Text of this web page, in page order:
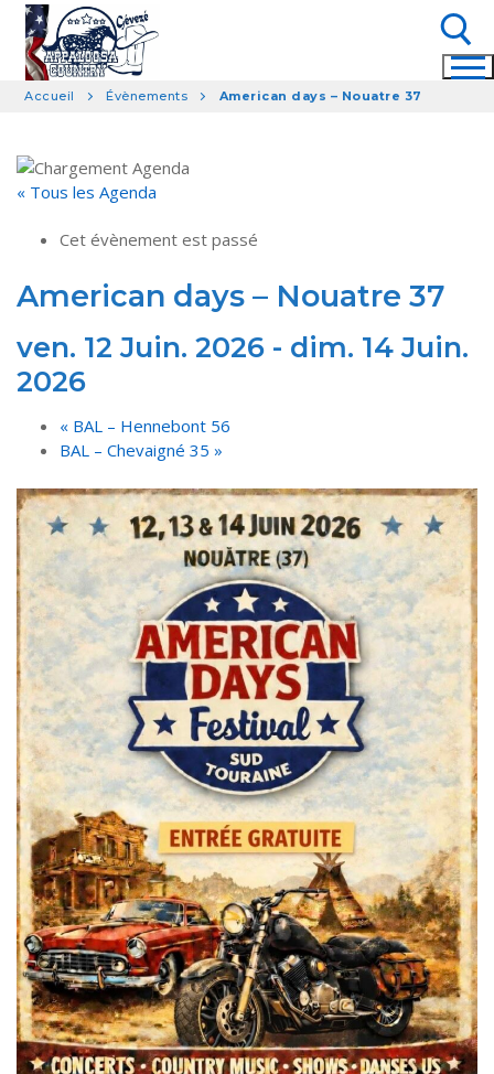
Aller
contenu
Accueil Évènements American days – Nouatre 37
« Tous les Agenda
Cet évènement est passé
American days – Nouatre 37
ven. 12 Juin. 2026 - dim. 14 Juin.
2026
« BAL – Hennebont 56
BAL – Chevaigné 35»